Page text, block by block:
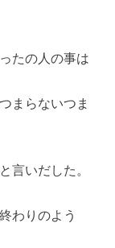
たの人の事は
まらないつま
言いだした。
わりのよう